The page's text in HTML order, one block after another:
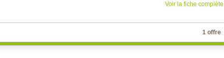
Voir la fiche complète
1 offre